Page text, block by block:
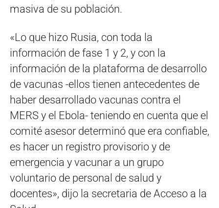
masiva de su población.
«Lo que hizo Rusia, con toda la
información de fase 1 y 2, y con la
información de la plataforma de desarrollo
de vacunas -ellos tienen antecedentes de
haber desarrollado vacunas contra el
MERS y el Ebola- teniendo en cuenta que el
comité asesor determinó que era confiable,
es hacer un registro provisorio y de
emergencia y vacunar a un grupo
voluntario de personal de salud y
docentes», dijo la secretaria de Acceso a la